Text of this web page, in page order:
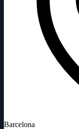
Barcelona